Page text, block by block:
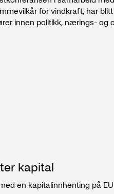
for vindkraft, har
innen politikk, nærings- og
kapital
en kapitalinnhenting på